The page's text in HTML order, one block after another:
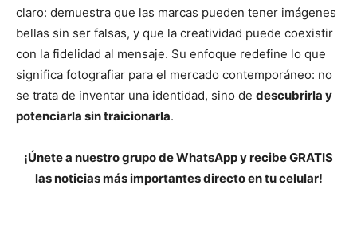
claro: demuestra que las marcas pueden tener imágenes
bellas sin ser falsas, y que la creatividad puede coexistir
con la fidelidad al mensaje. Su enfoque redefine lo que
significa fotografiar para el mercado contemporáneo: no
se trata de inventar una identidad, sino de descubrirla y
potenciarla sin traicionarla.
¡Únete a nuestro grupo de WhatsApp y recibe GRATIS
las noticias más importantes directo en tu celular!